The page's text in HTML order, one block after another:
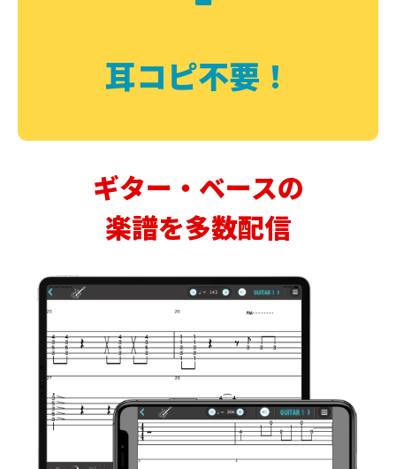
耳コピ不要！
ギター・ベースの
楽譜を多数配信